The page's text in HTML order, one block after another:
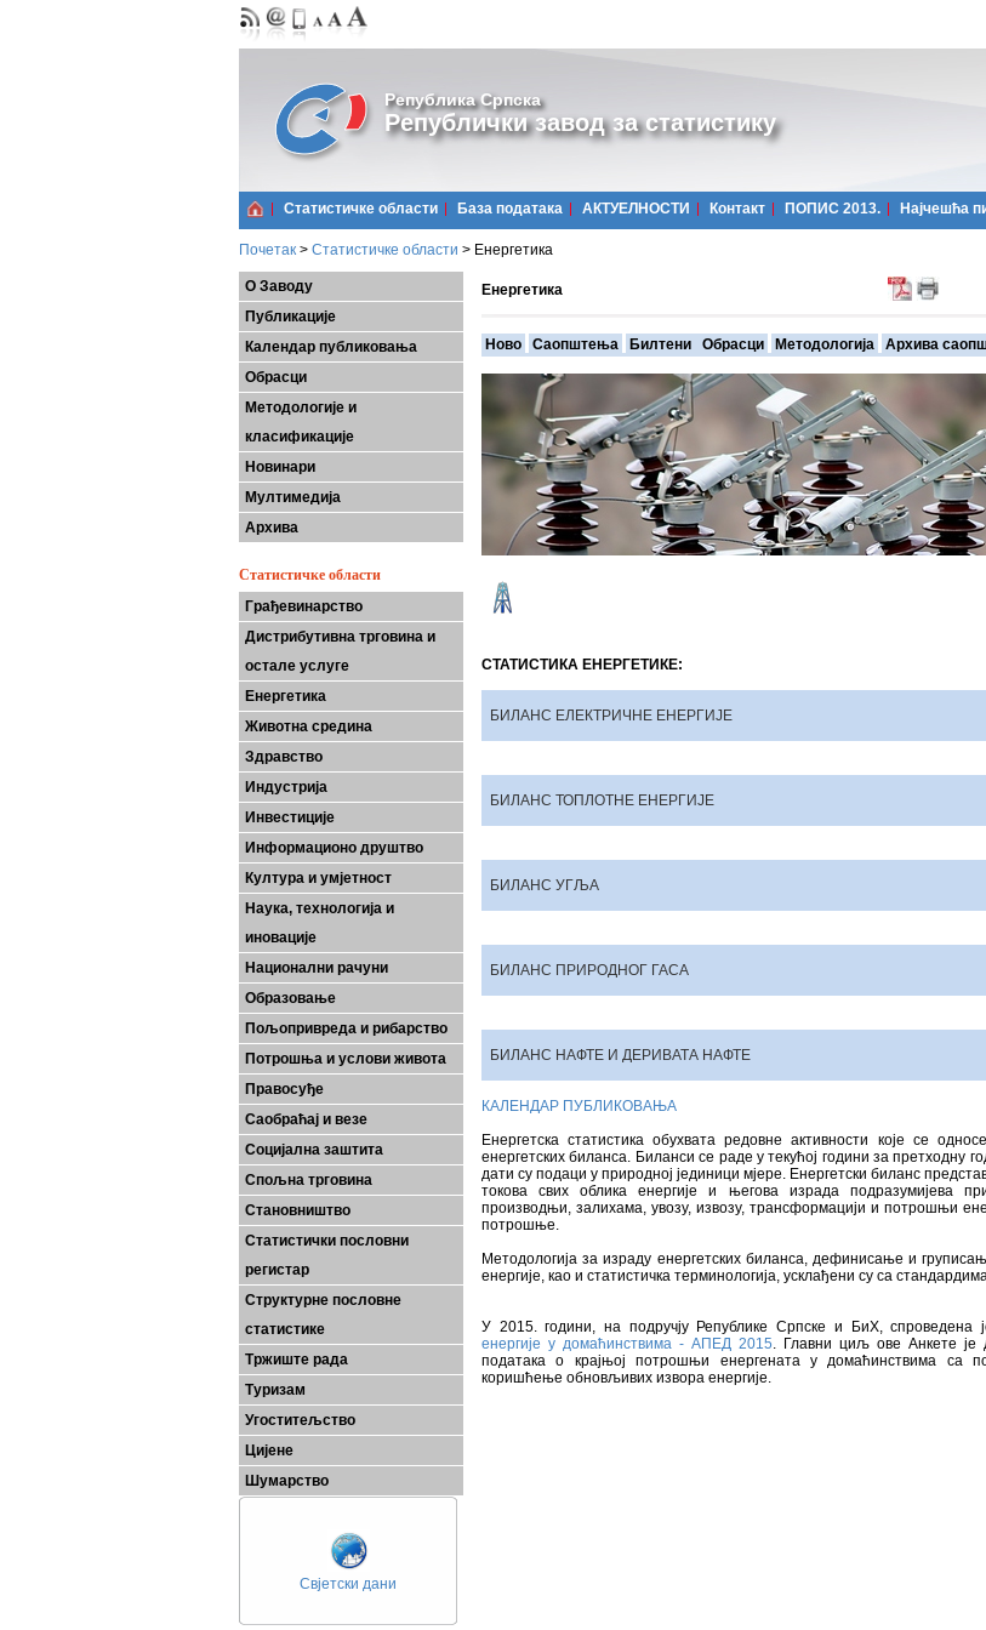
Република Српска
Републички завод за статистику
Статистичке области Базa података АКТУЕЛНОСТИ Контакт ПОПИС 2013. Најчешћa
Почетак > Статистичке области > Енергетика
О Заводу
Публикације
Календар публиковања
Обрасци
Методологије и
класификације
Новинари
Мултимедија
Архива
Статистичке области
Грађевинарство
Дистрибутивна трговина и
остале услуге
Енергетика
Животна средина
Здравство
Индустрија
Инвестиције
Информационо друштво
Култура и умјетност
Наука, технологија и
иновације
Национални рачуни
Образовање
Пољопривреда и рибарство
Потрошња и услови живота
Правосуђе
Саобраћај и везе
Социјална заштита
Спољна трговина
Становништво
Статистички пословни
регистар
Структурне пословне
статистике
Тржиште рада
Туризам
Угоститељство
Цијене
Шумарство
Свјетски дани
Енергетика
Ново Саопштења Билтени Обрасци Методологија Архива
СТАТИСТИКА ЕНЕРГЕТИКЕ:
БИЛАНС ЕЛЕКТРИЧНЕ ЕНЕРГИЈЕ
БИЛАНС ТОПЛОТНЕ ЕНEРГИЈЕ
БИЛАНС УГЉА
БИЛАНС ПРИРОДНОГ ГАСА
БИЛАНС НАФТЕ И ДЕРИВАТА НАФТЕ
КАЛЕНДАР ПУБЛИКОВАЊА
Енергетска статистика обухвата редовне активности које се
енергетских биланса. Биланси се раде у текућој години за претходну
дати су подаци у природној јединици мјере. Енергетски биланс
токова свих облика енергије и његова израда подразумијева
производњи, залихама, увозу, извозу, трансформацији и потрошњи
потрошње.
Методологија за израду енергетских биланса, дефинисање и
енергије, као и статистичка терминологија, усклађени су са
У 2015. години, на подручју Републике Српске и БиХ, спроведена
енергије у домаћинствима - АПЕД 2015. Главни циљ ове Анкете је
података о крајњој потрошњи енергената у домаћинствима са
коришћење обновљивих извора енергије.